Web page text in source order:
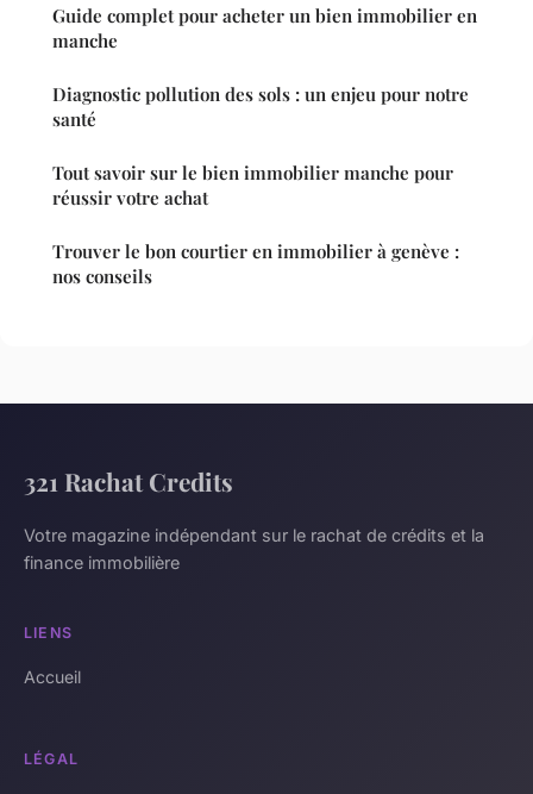
Guide complet pour acheter un bien immobilier en
manche
Diagnostic pollution des sols : un enjeu pour notre
santé
Tout savoir sur le bien immobilier manche pour
réussir votre achat
Trouver le bon courtier en immobilier à genève :
nos conseils
321 Rachat Credits
Votre magazine indépendant sur le rachat de crédits et la
finance immobilière
LIENS
Accueil
LÉGAL